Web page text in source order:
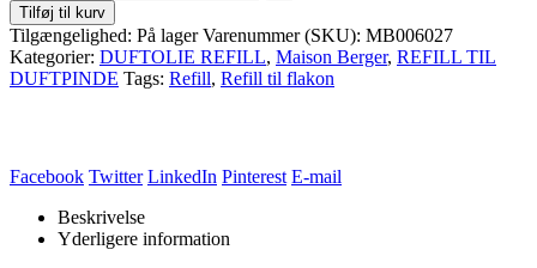
Tilføj til kurv
Tilgængelighed: På lager Varenummer (SKU): MB006027
Kategorier: DUFTOLIE REFILL, Maison Berger, REFILL TIL
DUFTPINDE Tags: Refill, Refill til flakon
Facebook Twitter LinkedIn Pinterest E-mail
Beskrivelse
Yderligere information